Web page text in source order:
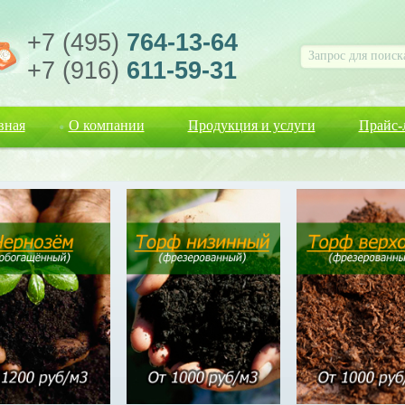
+7 (495) 764-13-64
+7 (916) 611-59-31
О компании Продукция и услуги Прайс-